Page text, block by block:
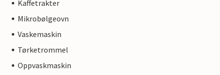
Kaffetrakter
Mikrobølgeovn
Vaskemaskin
Tørketrommel
Oppvaskmaskin